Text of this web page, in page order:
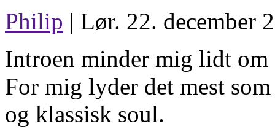
Philip | Lør. 22. december
Introen minder mig lidt
For mig lyder det mest
og klassisk soul.